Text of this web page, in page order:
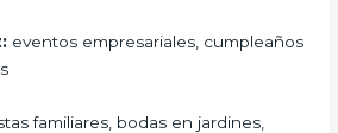
eventos empresariales, cumpleaños
familiares, bodas en jardines,